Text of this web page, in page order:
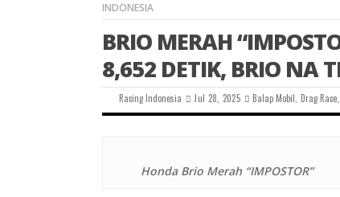
INDONESIA
BRIO MERAH
8,652 DETIK, BRIO NA
Racing Indonesia Jul 28, 2025 Balap Mobil Drag Race
Honda Brio Merah “IMPOSTOR”